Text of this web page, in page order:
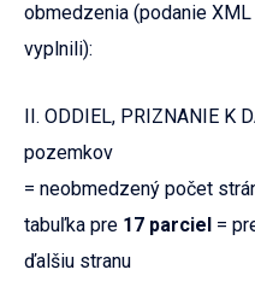
obmedzenia (podanie
vyplnili):
II. ODDIEL, PRIZNANIE K
pozemkov
= neobmedzený počet
tabuľka pre 17 parciel =
ďalšiu stranu